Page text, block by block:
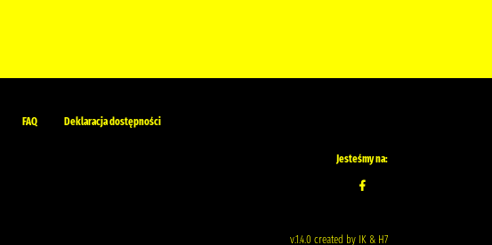
FAQ Deklaracja dostępności
Jesteśmy na:
v.1.4.0 created by IK & H7